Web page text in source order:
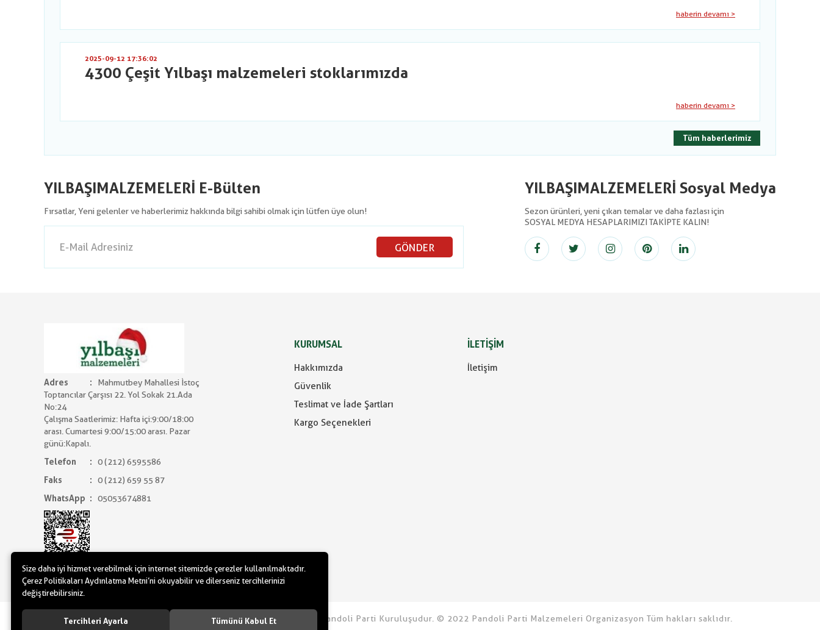
haberin devamı >
2025-09-12 17:36:02
4300 Çeşit Yılbaşı malzemeleri stoklarımızda
haberin devamı >
Tüm haberlerimiz
YILBAŞIMALZEMELERİ E-Bülten
Fırsatlar, Yeni gelenler ve haberlerimiz hakkında bilgi sahibi olmak için lütfen üye olun!
GÖNDER
YILBAŞIMALZEMELERİ Sosyal Medya
Sezon ürünleri, yeni çıkan temalar ve daha fazlası için
SOSYAL MEDYA HESAPLARIMIZI TAKİPTE KALIN!
Adres
Mahmutbey Mahallesi İstoç
Toptancılar Çarşısı 22. Yol Sokak 21.Ada
No:24
Çalışma Saatlerimiz: Hafta içi:9:00/18:00
arası. Cumartesi 9:00/15:00 arası. Pazar
günü:Kapalı.
Telefon
0 (212) 6595586
Faks
0 (212) 659 55 87
WhatsApp
05053674881
KURUMSAL
Hakkımızda
Güvenlik
Teslimat ve İade Şartları
Kargo Seçenekleri
İLETİŞİM
İletişim
www.yilbasimalzemeleri.com - www.partidolu.com bir Pandoli Parti Kuruluşudur. © 2022 Pandoli Parti Malzemeleri Organizasyon Tüm hakları saklıdır.
Size daha iyi hizmet verebilmek için internet sitemizde çerezler kullanılmaktadır.
Çerez Politikaları Aydınlatma Metni’ni okuyabilir ve dilerseniz tercihlerinizi
değiştirebilirsiniz.
Tercihleri Ayarla Tümünü Kabul Et